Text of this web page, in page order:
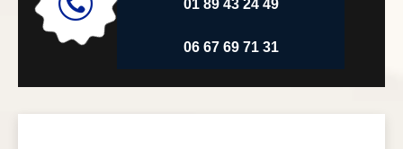
01 89 43 24 49
06 67 69 71 31